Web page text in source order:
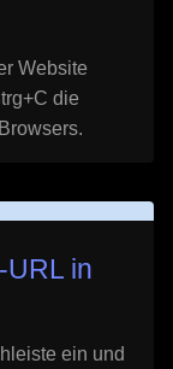
Website
die
URL in
ein und